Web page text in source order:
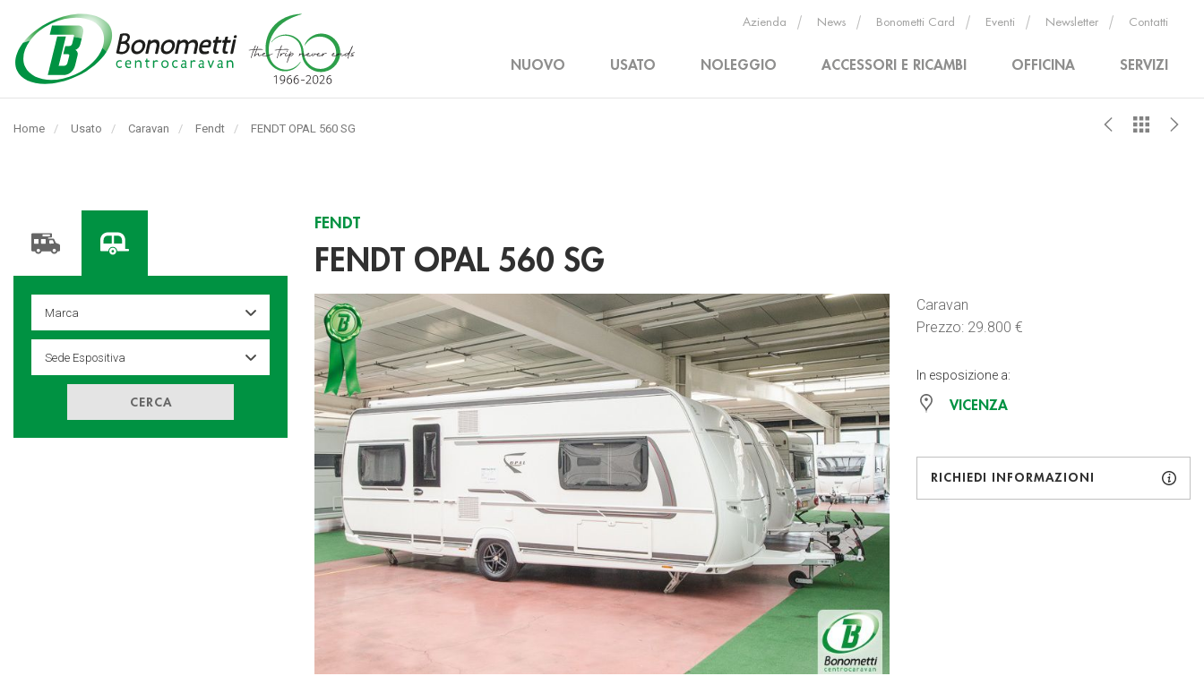
Automarket
Srl
NUOVO USATO NOLEGGIO ACCESSORI E RICAMBI OFFICINA SERVIZI
Azienda News Bonometti Card Eventi Newsletter Contatti
Home Usato Caravan Fendt
Pagina
FENDT OPAL 560 SG
CERCA
FENDT
FENDT OPAL 560 SG
Caravan
Prezzo: 29.800 €
In esposizione a:
VICENZA
RICHIEDI INFORMAZIONI